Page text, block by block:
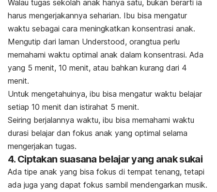
Walau tugas sekolah anak hanya satu, bukan berarti ia
harus mengerjakannya seharian. Ibu bisa mengatur
waktu sebagai cara meningkatkan konsentrasi anak.
Mengutip dari laman Understood, orangtua perlu
memahami waktu optimal anak dalam konsentrasi. Ada
yang 5 menit, 10 menit, atau bahkan kurang dari 4
menit.
Untuk mengetahuinya, ibu bisa mengatur waktu belajar
setiap 10 menit dan istirahat 5 menit.
Seiring berjalannya waktu, ibu bisa memahami waktu
durasi belajar dan fokus anak yang optimal selama
mengerjakan tugas.
4. Ciptakan suasana belajar yang anak sukai
Ada tipe anak yang bisa fokus di tempat tenang, tetapi
ada juga yang dapat fokus sambil mendengarkan musik.